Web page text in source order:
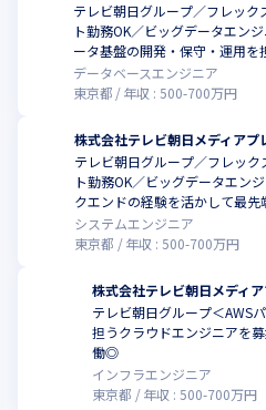
テレビ朝日グループ／フレッ
ト勤務OK／ビッグデータエン
ータ基盤の開発・保守・運用
集！
データベースエンジニア
東京都
年収 :500-700万円
株式会社テレビ朝日メディアプ
テレビ朝日グループ／フレッ
ト勤務OK／ビッグデータエン
クエンドの経験を活かして最先
システムエンジニア
東京都
年収 : 500-700万円
株式会社テレビ朝日メディ
テレビ朝日グループ＜AWS
担うクラウドエンジニアを
働◎
インフラエンジニア
東京都
年収 :500-700万円